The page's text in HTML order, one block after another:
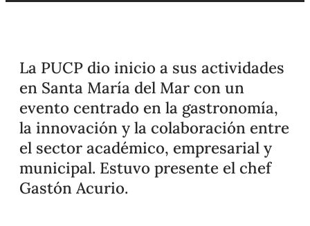
La PUCP dio inicio a sus actividades
en Santa María del Mar con un
evento centrado en la gastronomía,
la innovación y la colaboración entre
el sector académico, empresarial y
municipal. Estuvo presente el chef
Gastón Acurio.